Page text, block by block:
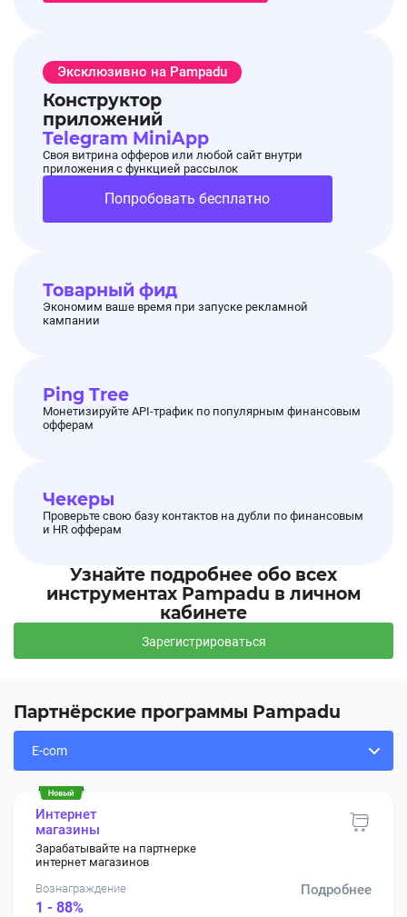
- Кешбэк до 25% бонусными баллами за
покупку на сайте naos.ru
- Доступ к секретным распродажам
- Подарки к заказам
Эксклюзивно на Pampadu
Конструктор
приложений
Telegram MiniApp
Своя витрина офферов или любой сайт внутри
приложения с функцией рассылок
Попробовать бесплатно
Товарный фид
Экономим ваше время при запуске рекламной
кампании
Ping Tree
Монетизируйте API-трафик по популярным финансовым
офферам
Чекеры
Проверьте свою базу контактов на дубли по финансовым
и HR офферам
Узнайте подробнее обо всех
инструментах Pampadu в личном
кабинете
Зарегистрироваться
Партнёрские программы Pampadu
Интернет
магазины
Зарабатывайте на партнерке
интернет магазинов
Вознаграждение
1 - 88%
Подробнее